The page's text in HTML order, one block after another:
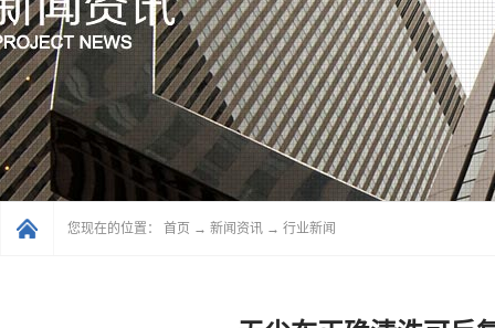
您现在的位置： 首页 → 新闻资讯 → 行业新闻